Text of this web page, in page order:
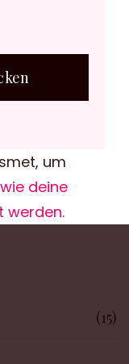
um
deine
werden.
(15)